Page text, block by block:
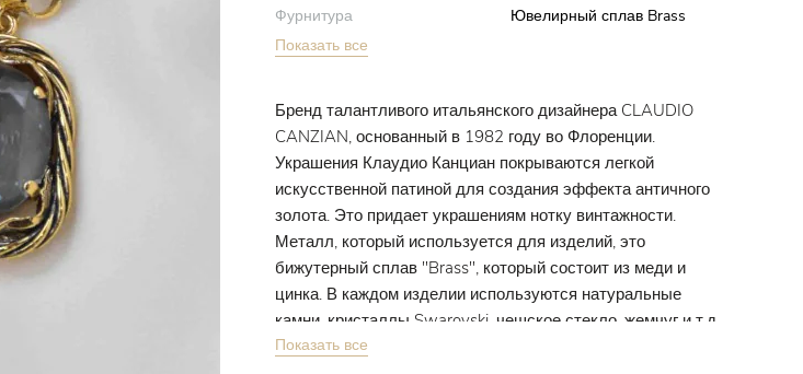
Фурнитура
Ювелирный сплав Brass
Показать все
Бренд талантливого итальянского дизайнера CLAUDIO
CANZIAN, основанный в 1982 году во Флоренции.
Украшения Клаудио Канциан покрываются легкой
искусственной патиной для создания эффекта античного
золота. Это придает украшениям нотку винтажности.
Металл, который используется для изделий, это
бижутерный сплав "Brass", который состоит из меди и
цинка. В каждом изделии используются натуральные
камни, кристаллы Swarovski, чешское стекло, жемчуг и т.д.
Все украшения уникальны и сделаны вручную.
Показать все